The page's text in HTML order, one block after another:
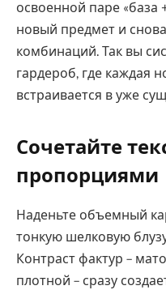
освоенной паре «база
новый предмет и
комбинаций. Так вы
гардероб, где каждая
встраивается в уже
Сочетайте
пропорциями
Наденьте объемный
тонкую шелковую
Контраст фактур –
плотной – сразу